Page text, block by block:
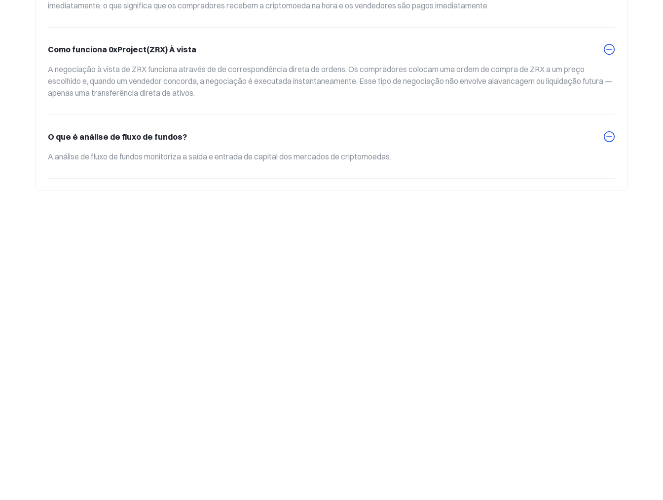
imediatamente, o que significa que os compradores recebem a criptomoeda na hora e os vendedores são pagos imediatamente.
Como funciona 0xProject(ZRX) À vista
A negociação à vista de ZRX funciona através de de correspondência direta de ordens. Os compradores colocam uma ordem de compra de ZRX a um preço
escolhido e, quando um vendedor concorda, a negociação é executada instantaneamente. Esse tipo de negociação não envolve alavancagem ou liquidação futura —
apenas uma transferência direta de ativos.
O que é análise de fluxo de fundos?
A análise de fluxo de fundos monitoriza a saída e entrada de capital dos mercados de criptomoedas.